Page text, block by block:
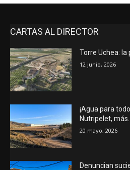
CARTAS AL DIRECTOR
Torre Uchea:
12 junio, 2026
¡Agua para
Nutripelet, más…
20 mayo, 2026
Denuncian